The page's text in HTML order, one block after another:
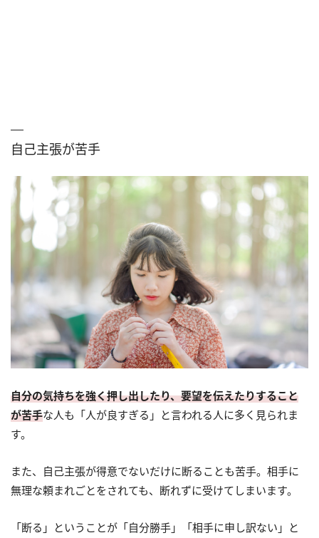
自己主張が苦手
自分の気持ちを強く押し出したり、要望を伝えたりすること
が苦手な人も「人が良すぎる」と言われる人に多く見られま
す。
また、自己主張が得意でないだけに断ることも苦手。相手に
無理な頼まれごとをされても、断れずに受けてしまいます。
「断る」ということが「自分勝手」「相手に申し訳ない」と